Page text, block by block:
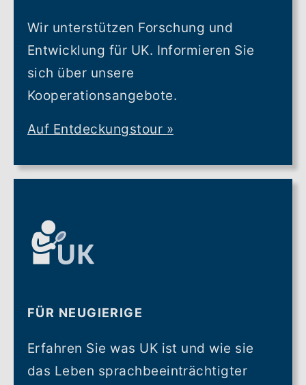
Wir unterstützen Forschung und
Entwicklung für UK. Informieren Sie
sich über unsere
Kooperationsangebote.
Auf Entdeckungstour »
FÜR NEUGIERIGE
Erfahren Sie was UK ist und wie sie
das Leben sprachbeeinträchtigter